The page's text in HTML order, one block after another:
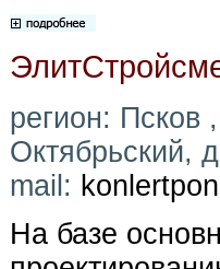
регион: Псков
Октябрьский,
mail:
На базе